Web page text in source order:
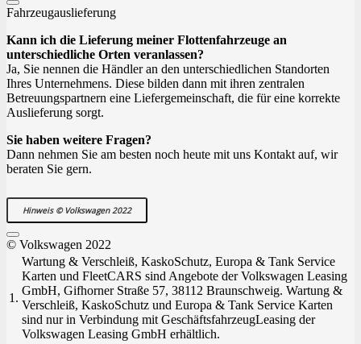
Fahrzeugauslieferung
Kann ich die Lieferung meiner Flottenfahrzeuge an
unterschiedliche Orten veranlassen?
Ja, Sie nennen die Händler an den unterschiedlichen Standorten
Ihres Unternehmens. Diese bilden dann mit ihren zentralen
Betreuungspartnern eine Liefergemeinschaft, die für eine korrekte
Auslieferung sorgt.
Sie haben weitere Fragen?
Dann nehmen Sie am besten noch heute mit uns Kontakt auf, wir
beraten Sie gern.
Hinweis © Volkswagen 2022
© Volkswagen 2022
1.
Wartung & Verschleiß, KaskoSchutz, Europa & Tank Service
Karten und FleetCARS sind Angebote der Volkswagen Leasing
GmbH, Gifhorner Straße 57, 38112 Braunschweig. Wartung &
Verschleiß, KaskoSchutz und Europa & Tank Service Karten
sind nur in Verbindung mit GeschäftsfahrzeugLeasing der
Volkswagen Leasing GmbH erhältlich.